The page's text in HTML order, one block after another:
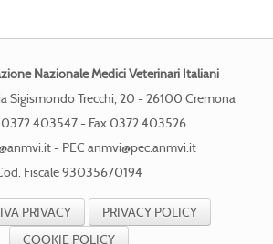
Nazionale Medici Veterinari Italiani
Sigismondo Trecchi, 20 - 26100 Cremona
403547 - Fax 0372 403526
- PEC anmvi@pec.anmvi.it
Fiscale 93035670194
PRIVACY
PRIVACY POLICY
COOKIE POLICY